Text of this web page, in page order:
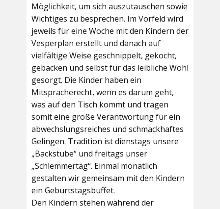
Möglichkeit, um sich auszutauschen sowie
Wichtiges zu besprechen. Im Vorfeld wird
jeweils für eine Woche mit den Kindern der
Vesperplan erstellt und danach auf
vielfältige Weise geschnippelt, gekocht,
gebacken und selbst für das leibliche Wohl
gesorgt. Die Kinder haben ein
Mitspracherecht, wenn es darum geht,
was auf den Tisch kommt und tragen
somit eine große Verantwortung für ein
abwechslungsreiches und schmackhaftes
Gelingen. Tradition ist dienstags unsere
„Backstube“ und freitags unser
„Schlemmertag“. Einmal monatlich
gestalten wir gemeinsam mit den Kindern
ein Geburtstagsbuffet.
Den Kindern stehen während der